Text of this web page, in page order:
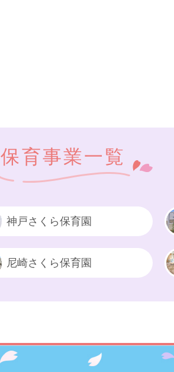
保育事業一覧
神戸さくら保育園
尼崎さくら保育園